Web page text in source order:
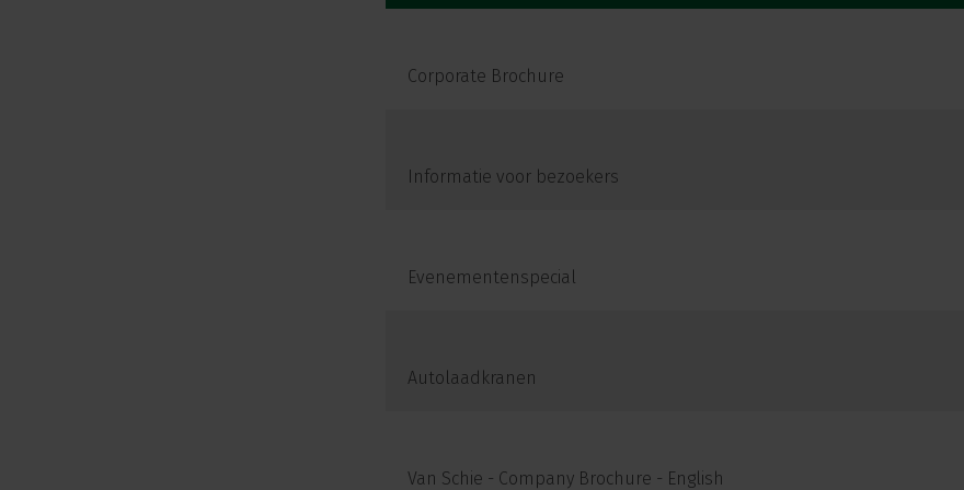
Corporate Brochure
Informatie voor bezoekers
Evenementenspecial
Autolaadkranen
Van Schie - Company Brochure - English